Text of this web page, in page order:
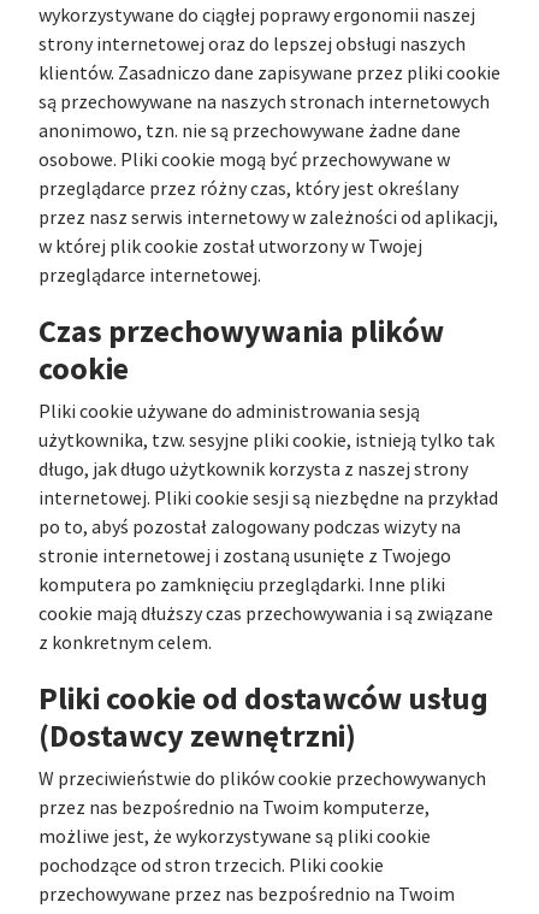
wykorzystywane do ciągłej poprawy ergonomii naszej
strony internetowej oraz do lepszej obsługi naszych
klientów. Zasadniczo dane zapisywane przez pliki cookie
są przechowywane na naszych stronach internetowych
anonimowo, tzn. nie są przechowywane żadne dane
osobowe. Pliki cookie mogą być przechowywane w
przeglądarce przez różny czas, który jest określany
przez nasz serwis internetowy w zależności od aplikacji,
w której plik cookie został utworzony w Twojej
przeglądarce internetowej.
Czas przechowywania plików
cookie
Pliki cookie używane do administrowania sesją
użytkownika, tzw. sesyjne pliki cookie, istnieją tylko tak
długo, jak długo użytkownik korzysta z naszej strony
internetowej. Pliki cookie sesji są niezbędne na przykład
po to, abyś pozostał zalogowany podczas wizyty na
stronie internetowej i zostaną usunięte z Twojego
komputera po zamknięciu przeglądarki. Inne pliki
cookie mają dłuższy czas przechowywania i są związane
z konkretnym celem.
Pliki cookie od dostawców usług
(Dostawcy zewnętrzni)
W przeciwieństwie do plików cookie przechowywanych
przez nas bezpośrednio na Twoim komputerze,
możliwe jest, że wykorzystywane są pliki cookie
pochodzące od stron trzecich. Pliki cookie
przechowywane przez nas bezpośrednio na Twoim